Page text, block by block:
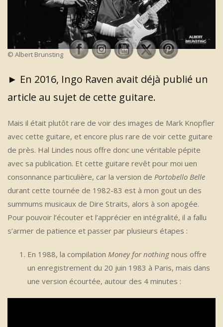
© Albert Brunsting
► En 2016, Ingo Raven avait déjà publié un
article au sujet de cette guitare.
Mais il était plutôt rare de voir des images de Mark Knopfler
avec cette guitare, et encore plus rare de voir cette guitare
de près. Hal Lindes nous offre donc une véritable pépite
avec sa publication. Et cette guitare revêt pour moi uen
consonnance particulière, car la version de Portobello Belle
durant cette tournée de 1982-83 est à mon gout un des
summums musicaux de Dire Straits, alors à son apogée.
Pour pouvoir l’écouter et l’apprécier en intégralité, il a fallu
s’armer de patience et passer par plusieurs étapes :
En 1988, la compilation Money for nothing nous offre
un enregistrement du 20 juin 1983 à Paris, mais dans
une version écourtée, autour des 4 minutes :